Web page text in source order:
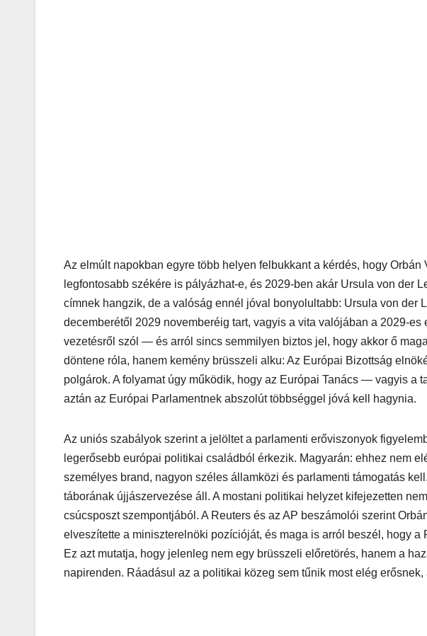
Az elmúlt napokban egyre több helyen felbukkant a kérdés, hogy
legfontosabb székére is pályázhat-e, és 2029-ben akár Ursula von der
címnek hangzik, de a valóság ennél jóval bonyolultabb: Ursula von der
decemberétől 2029 novemberéig tart, vagyis a vita valójában a 2029-
vezetésről szól — és arról sincs semmilyen biztos jel, hogy akkor ő
döntene róla, hanem kemény brüsszeli alku: Az Európai Bizottság
polgárok. A folyamat úgy működik, hogy az Európai Tanács — vagyis
aztán az Európai Parlamentnek abszolút többséggel jóvá kell hagynia.
Az uniós szabályok szerint a jelöltet a parlamenti erőviszonyok
legerősebb európai politikai családból érkezik. Magyarán: ehhez nem
személyes brand, nagyon széles államközi és parlamenti támogatás
táborának újjászervezése áll. A mostani politikai helyzet kifejezetten
csúcsposzt szempontjából. A Reuters és az AP beszámolói szerint
elveszítette a miniszterelnöki pozícióját, és maga is arról beszél, hogy a
Ez azt mutatja, hogy jelenleg nem egy brüsszeli előretörés, hanem a
napirenden. Ráadásul az a politikai közeg sem tűnik most elég